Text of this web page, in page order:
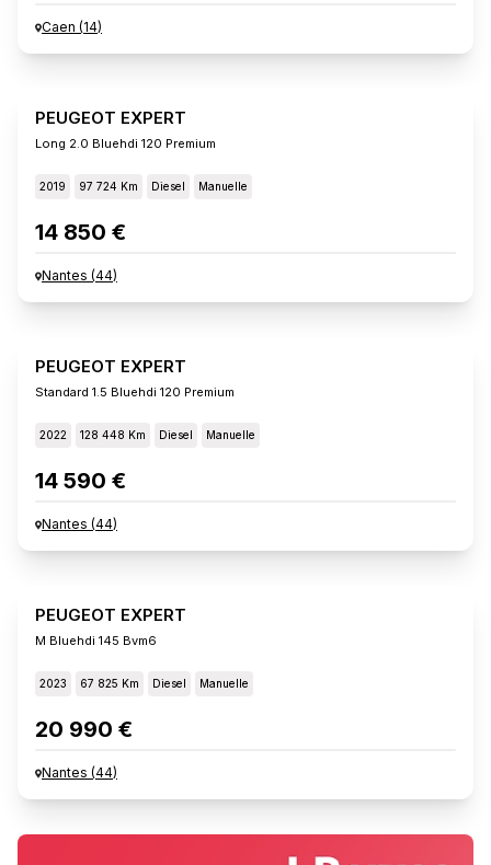
Caen (14)
PEUGEOT EXPERT
Long 2.0 Bluehdi 120 Premium
2019 97 724 Km Diesel Manuelle
14 850 €
Nantes (44)
PEUGEOT EXPERT
Standard 1.5 Bluehdi 120 Premium
2022 128 448 Km Diesel Manuelle
14 590 €
Nantes (44)
PEUGEOT EXPERT
M Bluehdi 145 Bvm6
2023 67 825 Km Diesel Manuelle
20 990 €
Nantes (44)